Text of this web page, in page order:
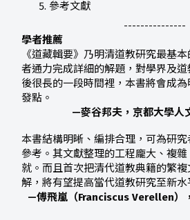
參考文獻
---------------
學者推薦
《道藏輯要》乃明清道教研究最基
者通力完成詳細的解題，對學界及
後很長的一段時間裡，本書將會成
發點。
—麥谷邦夫，京都大學人
本書結構明晰、編排合理，可為研
參考。其文獻整理的工程龐大、複
就。而且首次把清代道教典籍的繁
解，將有望提高當代道教研究至新水
—傅飛嵐（Franciscus Verellen）